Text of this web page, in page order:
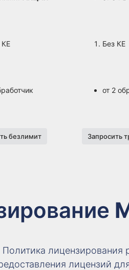
КЕ Без КЕ
от 2
безлимит
Политика лицензирования
лицензий